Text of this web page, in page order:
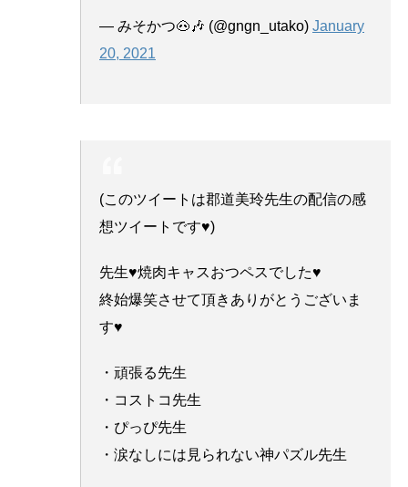
— みそかつ🐽🎶 (@gngn_utako) January
20, 2021
(このツイートは郡道美玲先生の配信の感
想ツイートです♥)
先生♥焼肉キャスおつペスでした♥
終始爆笑させて頂きありがとうございま
す♥
・頑張る先生
・コストコ先生
・ぴっぴ先生
・涙なしには見られない神パズル先生